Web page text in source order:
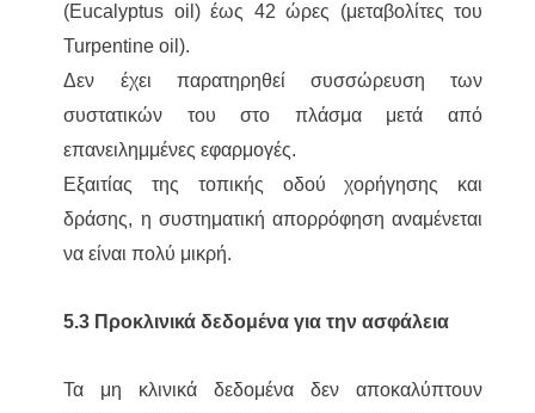
(Eucalyptus oil) έως 42 ώρες (μεταβολίτες του
Turpentine oil).
Δεν έχει παρατηρηθεί συσσώρευση των
συστατικών του στο πλάσμα μετά από
επανειλημμένες εφαρμογές.
Εξαιτίας της τοπικής οδού χορήγησης και
δράσης, η συστηματική απορρόφηση αναμένεται
να είναι πολύ μικρή.
5.3 Προκλινικά δεδομένα για την ασφάλεια
Τα μη κλινικά δεδομένα δεν αποκαλύπτουν